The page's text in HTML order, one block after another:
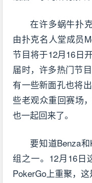
在许多蜗牛扑
由扑克名人堂成员
节目将于12月16日
届时，许多热门节
有一些新面孔也将
些老观众重回赛场
也一起回来了。
要知道Benza
组之一。12月16日
PokerGo上重聚，这